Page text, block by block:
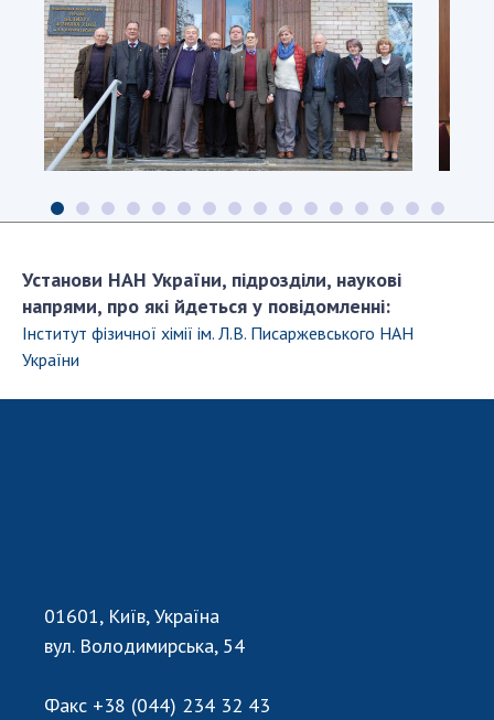
Установи НАН України, підрозділи, наукові
напрями, про які йдеться у повідомленні:
Інститут фізичної хімії ім. Л.В. Писаржевського НАН
України
01601, Київ, Україна
вул. Володимирська, 54
Факс +38 (044) 234 32 43